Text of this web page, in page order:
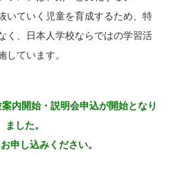
いていく児童を育成するため、特
く、⽇本⼈学校ならではの学習活
しています。
内開始・説明会申込が開始となり
ました。
申し込みください。